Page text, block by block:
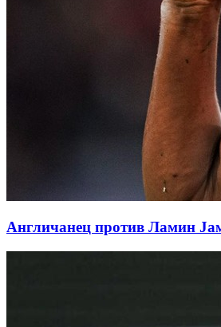
Англичанец против Ламин